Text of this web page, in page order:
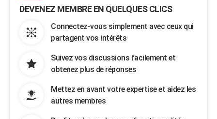
DEVENEZ MEMBRE EN QUELQUES CLICS
Connectez-vous simplement avec ceux qui
partagent vos intérêts
Suivez vos discussions facilement et
obtenez plus de réponses
Mettez en avant votre expertise et aidez les
autres membres